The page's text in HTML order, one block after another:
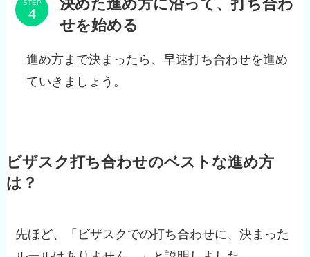
STEP
決めた進め方に沿って、打ち合わ
せを始める
進め方まで決まったら、早速打ち合わせを進め
ていきましょう。
ビザスク打ち合わせのベストな進め方
は？
先ほど、「ビザスクでの打ち合わせに、決まった